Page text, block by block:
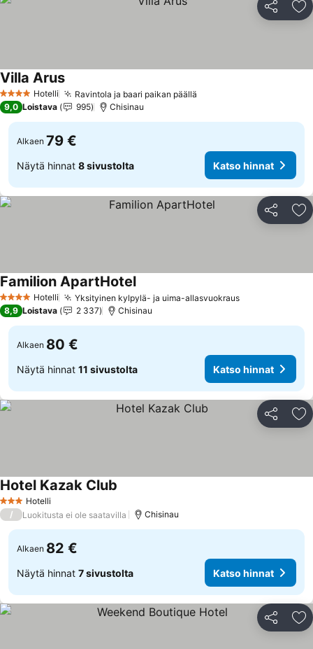
Jaa
4 Tähtiluokitus
Hotelli Ravintola ja baari paikan päällä
Villa Arus
9,0 Loistava 995 Chisinau
Alkaen 79 €
Näytä hinnat 8 sivustolta Katso hinnat
Jaa
4 Tähtiluokitus
Hotelli Yksityinen kylpylä- ja uima-allasvuokraus
Familion ApartHotel
8,9 Loistava 2 337 Chisinau
Alkaen 80 €
Näytä hinnat 11 sivustolta Katso hinnat
Jaa
3 Tähtiluokitus
Hotelli
Hotel Kazak Club
/ Luokitusta ei ole saatavilla Chisinau
Alkaen 82 €
Näytä hinnat 7 sivustolta Katso hinnat
Jaa